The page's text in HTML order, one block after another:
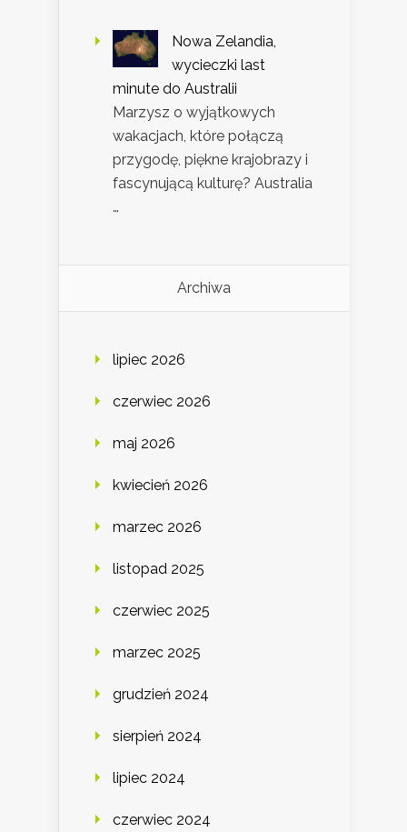
Nowa Zelandia,
wycieczki last
minute do Australii
Marzysz o wyjątkowych
wakacjach, które połączą
przygodę, piękne krajobrazy i
fascynującą kulturę? Australia
…
Archiwa
lipiec 2026
czerwiec 2026
maj 2026
kwiecień 2026
marzec 2026
listopad 2025
czerwiec 2025
marzec 2025
grudzień 2024
sierpień 2024
lipiec 2024
czerwiec 2024